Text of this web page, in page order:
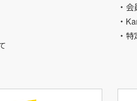
・
・
・